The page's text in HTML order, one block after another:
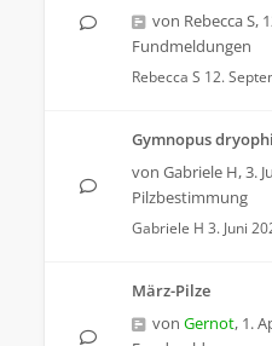
von Rebecca S,
Fundmeldungen
Rebecca S 12.
Gymnopus
von Gabriele H,3.
Pilzbestimmung
Gabriele H 3. Juni
März-Pilze
von Gernot, 1.